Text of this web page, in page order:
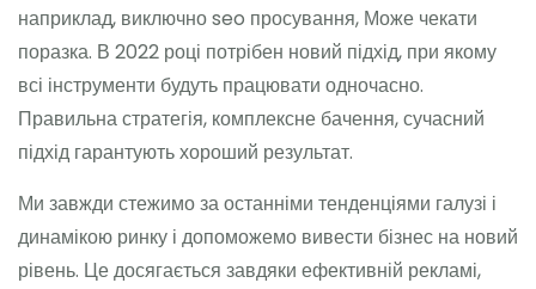
наприклад, виключно seo просування, Може чекати
поразка. В 2022 році потрібен новий підхід, при якому
всі інструменти будуть працювати одночасно.
Правильна стратегія, комплексне бачення, сучасний
підхід гарантують хороший результат.
Ми завжди стежимо за останніми тенденціями галузі і
динамікою ринку і допоможемо вивести бізнес на новий
рівень. Це досягається завдяки ефективній рекламі,